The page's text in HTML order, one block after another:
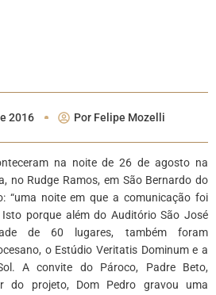
2016 Por Felipe Mozelli
na noite de 26 de agosto na
no Rudge Ramos, em São Bernardo do
“uma noite em que a comunicação foi
Isto porque além do Auditório São José
de 60 lugares, também foram
o Estúdio Veritatis Dominum e a
A convite do Pároco, Padre Beto,
do projeto, Dom Pedro gravou uma